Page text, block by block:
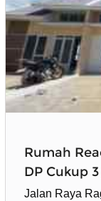
Rumah
DP Cukup
Jalan Raya